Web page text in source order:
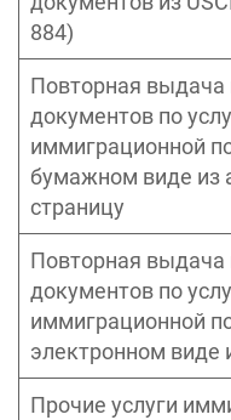
884)
Повторная выдача
документов по
иммиграционной
бумажном виде из
страницу
Повторная выдача
документов по
иммиграционной
электронном виде
Прочие услуги